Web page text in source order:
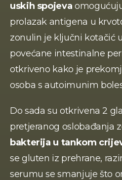
uskih spojeva
prolazak antigena u
zonulin je ključni kotačić
povećane intestinalne
otkriveno kako je
osoba s autoimunim
Do sada su otkrivena 2
pretjeranog oslobađanja
bakterija u tankom
se gluten iz prehrane,
serumu se smanjuje što